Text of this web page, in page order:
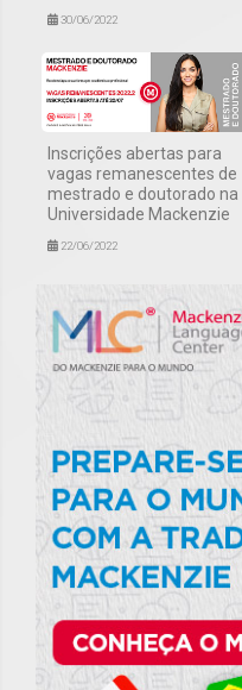
30/06/2022
Inscrições abertas para
vagas remanescentes de
mestrado e doutorado na
Universidade Mackenzie
22/06/2022